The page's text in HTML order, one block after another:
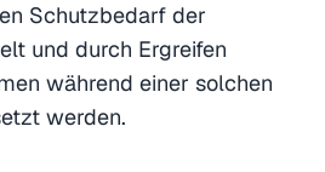
Schutzbedarf der
und durch Ergreifen
während einer solchen
werden.